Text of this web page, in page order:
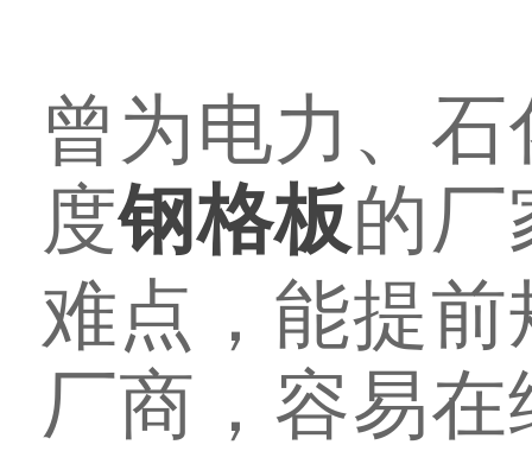
曾为电力、
度钢格板的
难点，能提
厂商，容易